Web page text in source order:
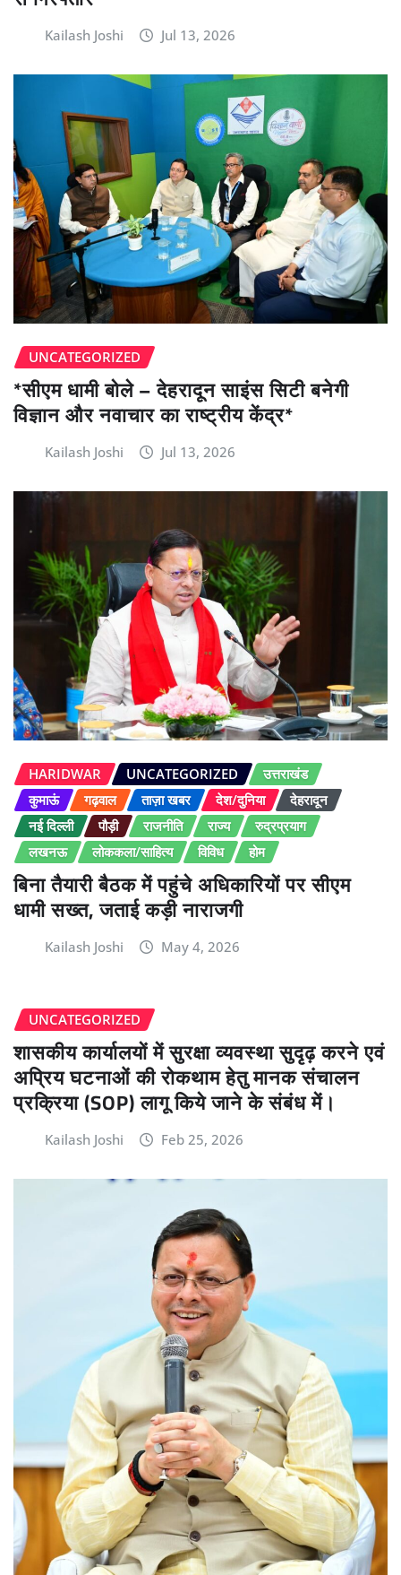
Kailash Joshi Jul 13, 2026
UNCATEGORIZED
*सीएम धामी बोले – देहरादून साइंस सिटी बनेगी
विज्ञान और नवाचार का राष्ट्रीय केंद्र*
Kailash Joshi Jul 13, 2026
HARIDWAR UNCATEGORIZED
उत्तराखंड
कुमाऊं
गढ़वाल ताज़ा खबर देश/दुनिया
देहरादून
नई दिल्ली
पौड़ी राजनीति राज्य
रुद्रप्रयाग
लखनऊ
लोककला/साहित्य विविध होम
बिना तैयारी बैठक में पहुंचे अधिकारियों पर सीएम
धामी सख्त, जताई कड़ी नाराजगी
Kailash Joshi May 4, 2026
UNCATEGORIZED
शासकीय कार्यालयों में सुरक्षा व्यवस्था सुदृढ़ करने एवं
अप्रिय घटनाओं की रोकथाम हेतु मानक संचालन
प्रक्रिया (SOP) लागू किये जाने के संबंध में।
Kailash Joshi Feb 25, 2026